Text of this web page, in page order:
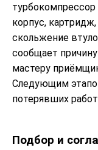
турбокомпрессор
корпус,
скольжение
сообщает
мастеру
Следующим
потерявших
Подбор и